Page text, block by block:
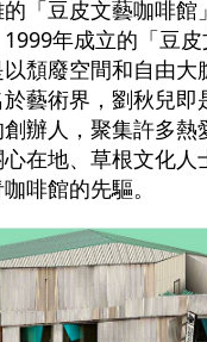
「豆皮文藝咖啡館
年成立的「豆
頹廢空間和自由大
藝術界，劉秋兒即
辦人，聚集許多熱
在地、草根文化人
啡館的先驅。